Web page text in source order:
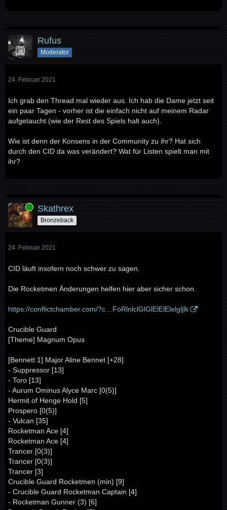
Rufus
Moderator
24. Februar 2021
Ich grab den Thread mal wieder aus. Ich hab die Dame jetzt seit
ein paar Tagen - vorher ist die einfach nicht auf meinem Radar
aufgetaucht (wie der Rest des Spiels halt auch).
Wie ist denn der Konsens in der Community zu ihr? Hat sich
durch den CID da was verändert? Wat für Listen spielt man mit
ihr?
Online Skathrex
Bronzeback
24. Februar 2021
CID läuft insofern noch schwer zu sagen.
Die Rocketmen Änderungen helfen hier aber sicher schon.
https://conflictchamber.com/?c…FoRlnlclGlGlElElElelgljlk
Crucible Guard
[Theme] Magnum Opus
[Bennett 1] Major Aline Bennet [+28]
- Suppressor [13]
- Toro [13]
- Aurum Ominus Alyce Marc [0(5)]
Hermit of Henge Hold [5]
Prospero [0(5)]
- Vulcan [35]
Rocketman Ace [4]
Rocketman Ace [4]
Trancer [0(3)]
Trancer [0(3)]
Trancer [3]
Crucible Guard Rocketmen (min) [9]
- Crucible Guard Rocketman Captain [4]
- Rocketman Gunner (3) [6]